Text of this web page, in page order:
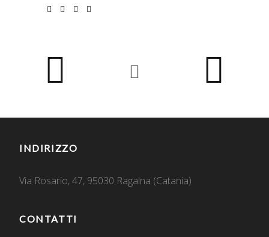
INDIRIZZO
Via Rosario, 47, 95030 Ragalna (Catania)
CONTATTI